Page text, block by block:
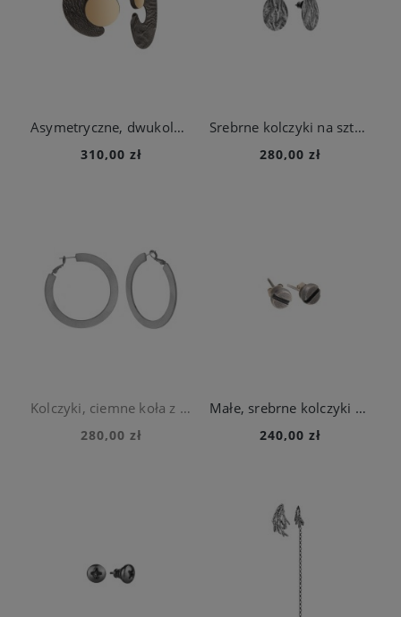
Asymetryczne, dwukolorowe kolczyki w połysku z kolekcji Moon
310,00 zł
Srebrne kolczyki na sztyft z kolekcji Moon
280,00 zł
Kolczyki, ciemne koła z kolekcji Machiny
280,00 zł
Małe, srebrne kolczyki śrubki z kolekcji Machiny
240,00 zł